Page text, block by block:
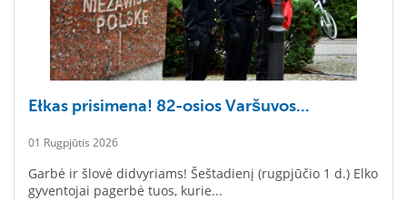
Ełkas prisimena! 82-osios Varšuvos...
01 Rugpjūtis 2026
Garbė ir šlovė didvyriams! Šeštadienį (rugpjūčio 1 d.) Elko
gyventojai pagerbė tuos, kurie...